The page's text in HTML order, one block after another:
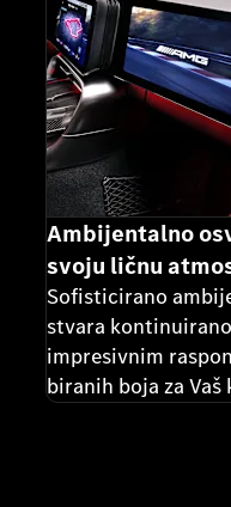
Ambijentalno
svoju ličnu
Sofisticirano
stvara
impresivnim
biranih boja za Vaš